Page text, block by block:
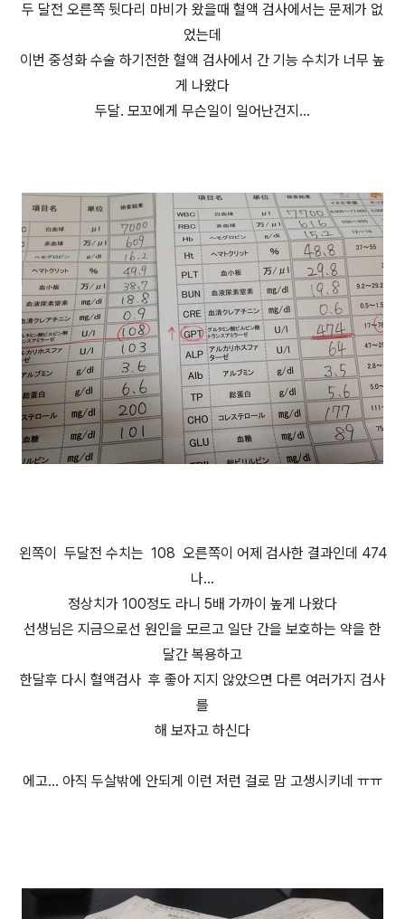
두 달전 오른쪽 뒷다리 마비가 왔을때 혈액 검사에서는 문제가 없
었는데
이번 중성화 수술 하기전한 혈액 검사에서 간 기능 수치가 너무 높
게 나왔다
두달. 모꼬에게 무슨일이 일어난건지...
왼쪽이 두달전 수치는 108 오른쪽이 어제 검사한 결과인데 474
나...
정상치가 100정도 라니 5배 가까이 높게 나왔다
선생님은 지금으로선 원인을 모르고 일단 간을 보호하는 약을 한
달간 복용하고
한달후 다시 혈액검사 후 좋아 지지 않았으면 다른 여러가지 검사
를
해 보자고 하신다
에고... 아직 두살밖에 안되게 이런 저런 걸로 맘 고생시키네 ㅠㅠ